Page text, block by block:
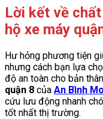
Lời kết về
hộ xe máy
Hư hỏng phương tiện
nhưng cách bạn lựa
độ an toàn cho bản
quận 8 của An Bình
cứu lưu động nhanh
tốt nhất thị trường.